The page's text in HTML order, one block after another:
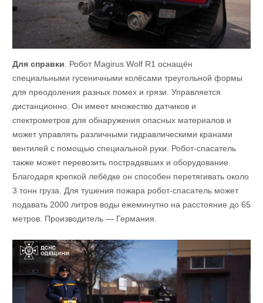
Для справки. Робот Magirus Wolf R1 оснащён
специальными гусеничными колёсами треугольной формы
для преодоления разных помех и грязи. Управляется
дистанционно. Он имеет множество датчиков и
спектрометров для обнаружения опасных материалов и
может управлять различными гидравлическими кранами
вентилей с помощью специальной руки. Робот-спасатель
также может перевозить пострадавших и оборудование.
Благодаря крепкой лебёдке он способен перетягивать около
3 тонн груза. Для тушения пожара робот-спасатель может
подавать 2000 литров воды ежеминутно на расстояние до 65
метров. Производитель — Германия.